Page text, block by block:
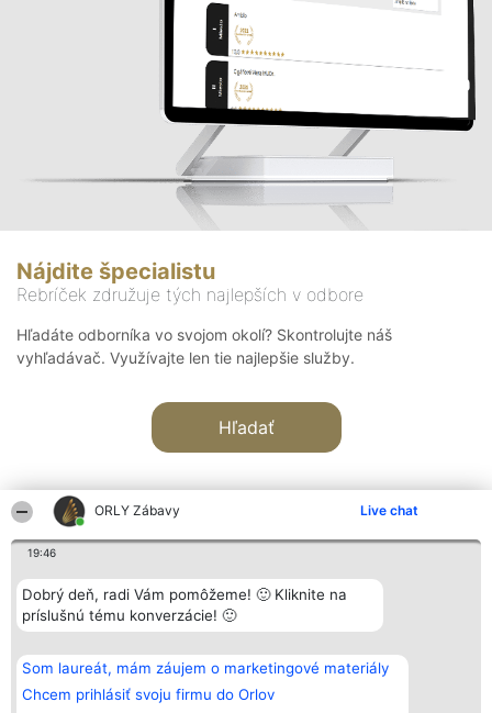
ORLY Zábavy Live chat
19:46
Dobrý deň, radi Vám pomôžeme! 🙂 Kliknite na
príslušnú tému konverzácie! 🙂
Som laureát, mám záujem o marketingové materiály
Chcem prihlásiť svoju firmu do Orlov
Nájdite špecialistu
Rebríček združuje tých najlepších v odbore
Hľadáte odborníka vo svojom okolí? Skontrolujte náš
vyhľadávač. Využívajte len tie najlepšie služby.
Hľadať
Organizátor hodnotenia
Bright Side Solutions sp. z o.
o. sp. k.
Wrocław 50-079
KRS 0000749100 | Regon
381313360 | NIP 8943132676
+48 508 492 400
Hodnotenie
Laureáti
Lista
Laureatów
Podmienky
Obchodné
podmienky
Kontakt
Kontakt